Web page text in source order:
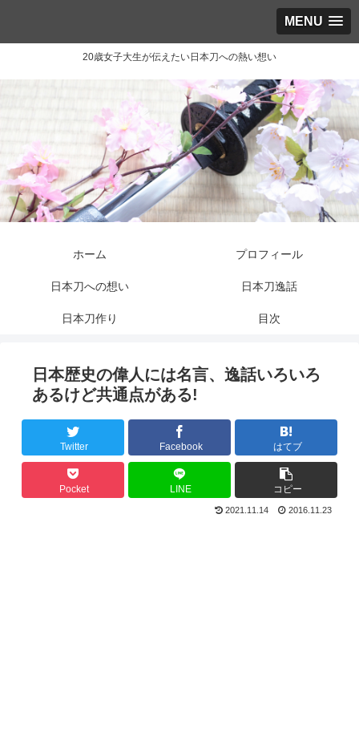
MENU
20歳女子大生が伝えたい日本刀への熱い想い
ホーム プロフィール
日本刀への想い 日本刀逸話
日本刀作り 目次
日本歴史の偉人には名言、逸話いろいろ
あるけど共通点がある!
Twitter Facebook はてブ
Pocket LINE コピー
2021.11.14 2016.11.23